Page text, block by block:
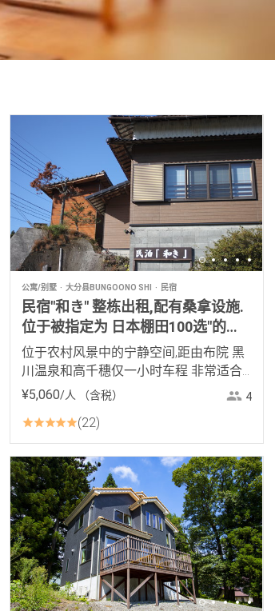
公寓/别墅 大分县BUNGOONO SHI 民宿
民宿"和き" 整栋出租,配有桑拿设施.
位于被指定为 日本棚田100选"的农
村中
位于农村风景中的宁静空间,距由布院 黑
川温泉和高千穗仅一小时车程 非常适合
作为旅行的基地或是远程工作度假
¥5,060/人 （含税） 4
22